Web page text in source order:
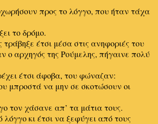
προς το λόγγο, που ήταν τάχα
το δρόμο.
έτσι μέσα στις ανηφοριές του
αρχηγός της Ρούμελης, πήγαινε πολύ
έτσι άφοβα, του φώναζαν:
μπροστά να μην σε σκοτώσουν οι
τον χάσανε απ’ τα μάτια τους.
κι έτσι να ξεφύγει από τους